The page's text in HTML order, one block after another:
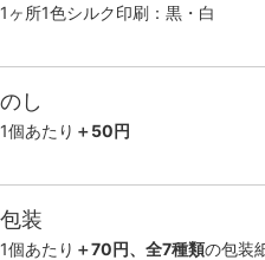
1ヶ所1色シルク印刷：黒・白
のし
1個あたり ＋50円
包装
1個あたり ＋70円、全7種類の包装